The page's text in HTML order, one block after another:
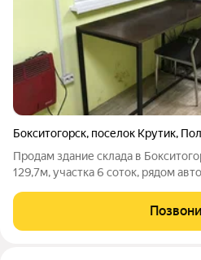
Бокситогорск, поселок Крутик,
Продам здание склада в
129,7м, участка 6 соток, рядом